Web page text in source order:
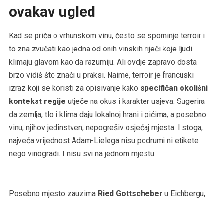
ovakav ugled
Kad se priča o vrhunskom vinu, često se spominje terroir i
to zna zvučati kao jedna od onih vinskih riječi koje ljudi
klimaju glavom kao da razumiju. Ali ovdje zapravo dosta
brzo vidiš što znači u praksi. Naime, terroir je francuski
izraz koji se koristi za opisivanje kako specifičan okolišni
kontekst regije utječe na okus i karakter usjeva. Sugerira
da zemlja, tlo i klima daju lokalnoj hrani i pićima, a posebno
vinu, njihov jedinstven, nepogrešiv osjećaj mjesta. I stoga,
najveća vrijednost Adam-Lielega nisu podrumi ni etikete
nego vinogradi. I nisu svi na jednom mjestu.
Posebno mjesto zauzima Ried Gottscheber u Eichbergu,